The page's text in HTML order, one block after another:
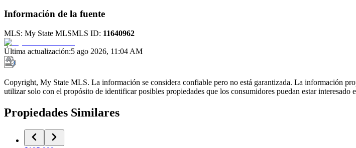
Información de la fuente
MLS: My State MLSMLS ID: 11640962
Última actualización:5 ago 2026, 11:04 AM
Copyright, My State MLS. La información se considera confiable pero no está garantizada. La información
utilizar solo con el propósito de identificar posibles propiedades que los consumidores puedan estar interesado
Propiedades Similares